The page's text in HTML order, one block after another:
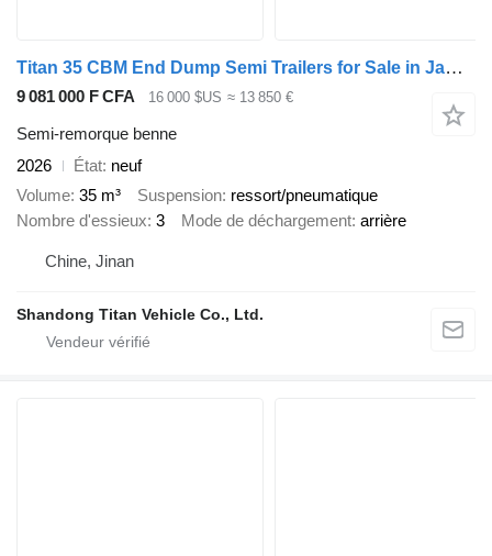
Titan 35 CBM End Dump Semi Trailers for Sale in Jamaica
9 081 000 F CFA 16 000 $US ≈ 13 850 €
Semi-remorque benne
2026
État neuf
Volume 35 m³ Suspension ressort/pneumatique
Nombre d'essieux 3 Mode de déchargement arrière
Chine, Jinan
Shandong Titan Vehicle Co., Ltd.